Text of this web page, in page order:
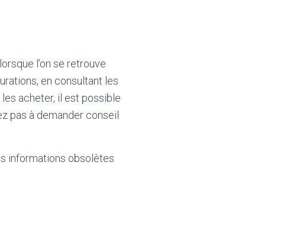
l’on se retrouve
en consultant les
acheter, il est possible
pas à demander conseil
informations obsolètes